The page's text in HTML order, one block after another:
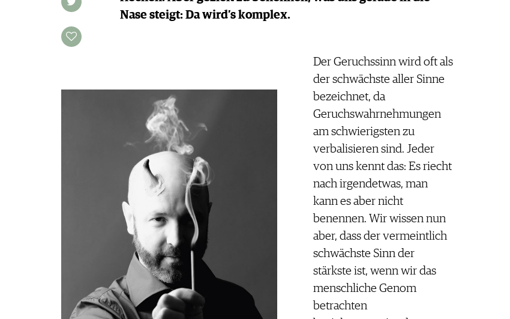
AUSGABE
VORTEILSWELT
GEWINNSPIELE
Nase steigt: Da wird’s komplex.
Der Geruchssinn wird oft als
der schwächste aller Sinne
bezeichnet, da
Geruchswahrnehmungen
am schwierigsten zu
verbalisieren sind. Jeder
von uns kennt das: Es riecht
nach irgendetwas, man
kann es aber nicht
benennen. Wir wissen nun
aber, dass der vermeintlich
schwächste Sinn der
stärkste ist, wenn wir das
menschliche Genom
betrachten